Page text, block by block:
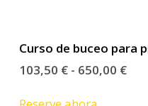
Curso de buceo para
103,50 €- 650,00 €